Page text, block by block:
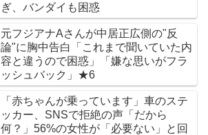
ぎ、バンダイも困惑
元フジアナAさんが中居正広側の"反
論"に胸中告白「これまで聞いていた内
容と違うので困惑」「嫌な思いがフラ
ッシュバック」★6
「赤ちゃんが乗っています」車のステ
ッカー、SNSで拒絶の声「だから
何？」56%の女性が「必要ない」と回